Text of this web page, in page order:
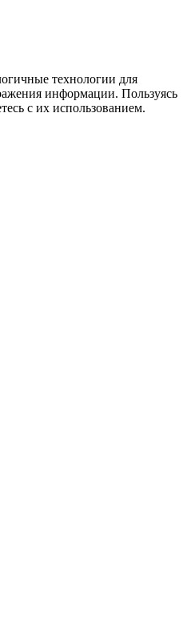
технологии для
информации. Пользуясь
с их использованием.